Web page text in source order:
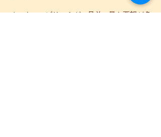
オーナーのビリー＆ガス兄弟へ最も要望が多